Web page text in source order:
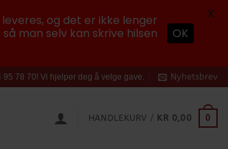
78 70! Vi hjelper deg å velge gave. Nyhetsbrev
HANDLEKURV / KR 0,00 0
og det er ikke lenger
man selv kan skrive hilsen
OK
X